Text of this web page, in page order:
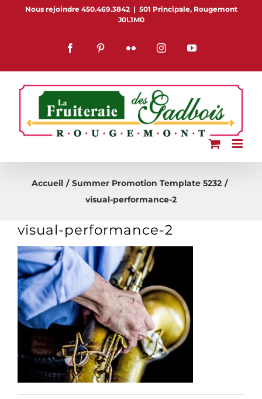
PasserNous rejoindre 450.469.3842 | 501 Principale, Rougemont
J0L1M0
FacebookPinterestFlickr InstagramYouTube
Accueil
Summer Promotion Template 5232
visual-performance-2
visual-performance-2